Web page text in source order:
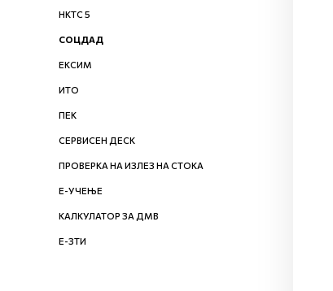
НКТС 5
СОЦДАД
ЕКСИМ
ИТО
ПЕК
СЕРВИСЕН ДЕСК
ПРОВЕРКА НА ИЗЛЕЗ НА СТОКА
Е-УЧЕЊЕ
КАЛКУЛАТОР ЗА ДМВ
Е-ЗТИ